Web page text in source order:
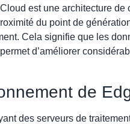
est une architecture de
du point de
Cela signifie que les
d’améliorer
de
des serveurs de